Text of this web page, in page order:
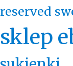
reserved
sklep